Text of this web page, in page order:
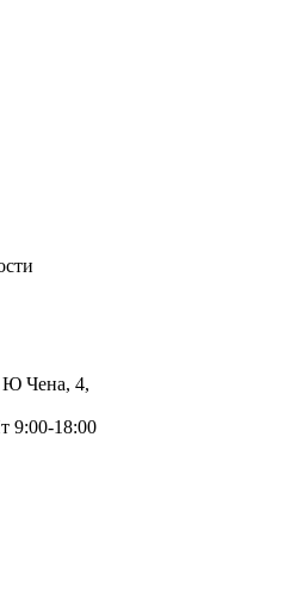
Ю Чена, 4,
9:00-18:00